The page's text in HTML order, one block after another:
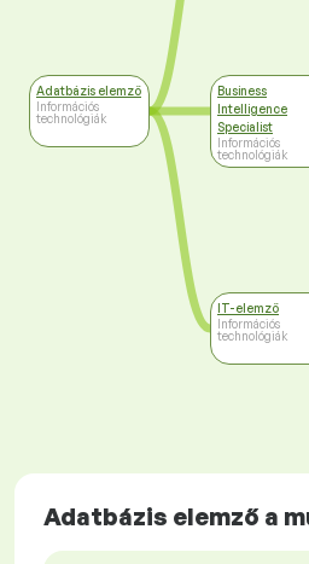
Adatbázis elemző
Információs
technológiák
Business
Intelligence
Specialist
Információs
technológiák
IT-elemző
Információs
technológiák
Adatbázis elemző a